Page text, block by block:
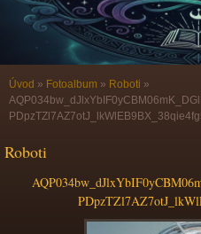
Úvod » Fotoalbum » Roboti »
Roboti